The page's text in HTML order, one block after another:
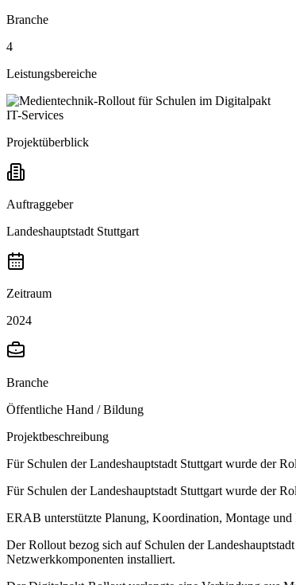
Branche
4
Leistungsbereiche
IT-Services
Projektüberblick
Auftraggeber
Landeshauptstadt Stuttgart
Zeitraum
2024
Branche
Öffentliche Hand / Bildung
Projektbeschreibung
Für Schulen der Landeshauptstadt Stuttgart wurde der
Für Schulen der Landeshauptstadt Stuttgart wurde der
ERAB unterstützte Planung, Koordination, Montage
Der Rollout bezog sich auf Schulen der
Netzwerkkomponenten installiert.